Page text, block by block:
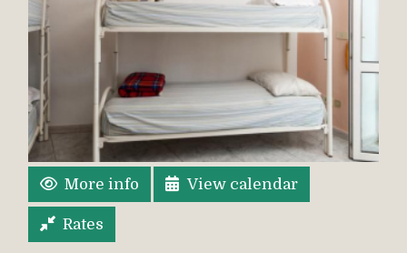
More info View calendar
Rates